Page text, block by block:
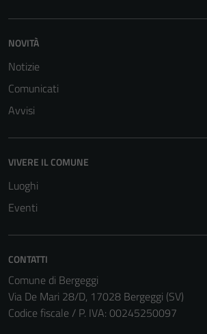
NOVITÀ
Notizie
Comunicati
Avvisi
VIVERE IL COMUNE
Luoghi
Eventi
CONTATTI
Comune di Bergeggi
Via De Mari 28/D, 17028 Bergeggi (SV)
Codice fiscale / P. IVA: 00245250097